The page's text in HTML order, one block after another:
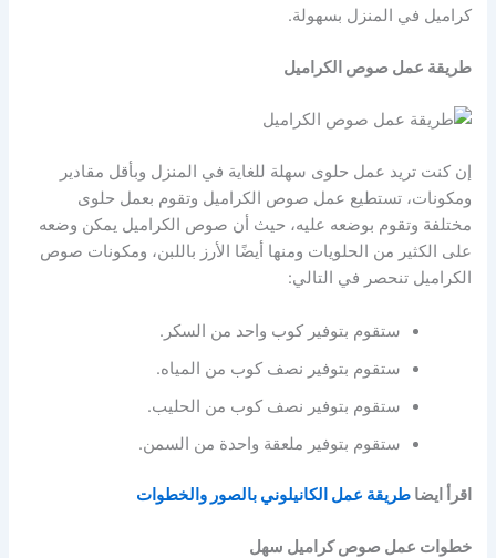
كراميل في المنزل بسهولة.
طريقة عمل صوص الكراميل
إن كنت تريد عمل حلوى سهلة للغاية في المنزل وبأقل مقادير
ومكونات، تستطيع عمل صوص الكراميل وتقوم بعمل حلوى
مختلفة وتقوم بوضعه عليه، حيث أن صوص الكراميل يمكن وضعه
على الكثير من الحلويات ومنها أيضًا الأرز باللبن، ومكونات صوص
الكراميل تنحصر في التالي:
ستقوم بتوفير كوب واحد من السكر.
ستقوم بتوفير نصف كوب من المياه.
ستقوم بتوفير نصف كوب من الحليب.
ستقوم بتوفير ملعقة واحدة من السمن.
اقرأ ايضاطريقة عمل الكانيلوني بالصور والخطوات
خطوات عمل صوص كراميل سهل